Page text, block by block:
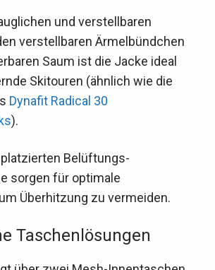
und verstellbaren
verstellbaren Ärmelbündchen
Saum ist die Jacke ideal
Skitouren (ähnlich wie die
Dynafit Radical 30
).
Belüftungs-
sorgen für optimale
Überhitzung zu vermeiden.
Taschenlösungen